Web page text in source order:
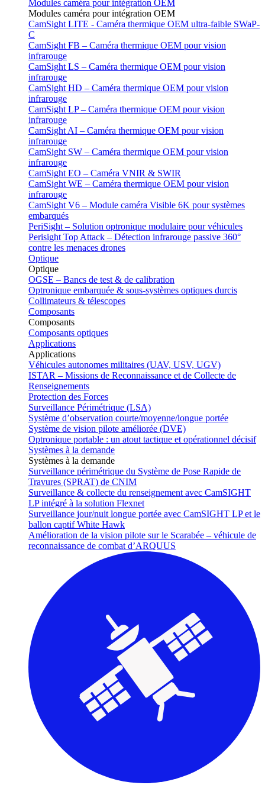
Modules caméra pour intégration OEM
Modules caméra pour intégration OEM
CamSight LITE - Caméra thermique OEM ultra-faible SWaP-
C
CamSight FB – Caméra thermique OEM pour vision
infrarouge
CamSight LS – Caméra thermique OEM pour vision
infrarouge
CamSight HD – Caméra thermique OEM pour vision
infrarouge
CamSight LP – Caméra thermique OEM pour vision
infrarouge
CamSight AI – Caméra thermique OEM pour vision
infrarouge
CamSight SW – Caméra thermique OEM pour vision
infrarouge
CamSight EO – Caméra VNIR & SWIR
CamSight WE – Caméra thermique OEM pour vision
infrarouge
CamSight V6 – Module caméra Visible 6K pour systèmes
embarqués
PeriSight – Solution optronique modulaire pour véhicules
Perisight Top Attack – Détection infrarouge passive 360°
contre les menaces drones
Optique
Optique
OGSE – Bancs de test & de calibration
Optronique embarquée & sous-systèmes optiques durcis
Collimateurs & télescopes
Composants
Composants
Composants optiques
Applications
Applications
Véhicules autonomes militaires (UAV, USV, UGV)
ISTAR – Missions de Reconnaissance et de Collecte de
Renseignements
Protection des Forces
Surveillance Périmétrique (LSA)
Système d’observation courte/moyenne/longue portée
Système de vision pilote améliorée (DVE)
Optronique portable : un atout tactique et opérationnel décisif
Systèmes à la demande
Systèmes à la demande
Surveillance périmétrique du Système de Pose Rapide de
Travures (SPRAT) de CNIM
Surveillance & collecte du renseignement avec CamSIGHT
LP intégré à la solution Flexnet
Surveillance jour/nuit longue portée avec CamSIGHT LP et le
ballon captif White Hawk
Amélioration de la vision pilote sur le Scarabée – véhicule de
reconnaissance de combat d’ARQUUS